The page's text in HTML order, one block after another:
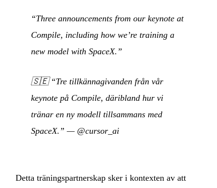
“Three announcements from our keynote at
Compile, including how we’re training a
new model with SpaceX.”
🇸🇪“Tre tillkännagivanden från vår
keynote på Compile, däribland hur vi
tränar en ny modell tillsammans med
SpaceX.” — @cursor_ai
Detta träningspartnerskap sker i kontexten av att